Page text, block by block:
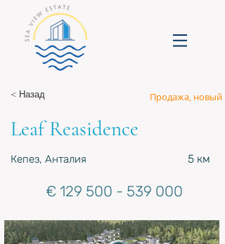
< Назад Продажа, новый
Leaf Reasidence
Кепез, Анталия 5 км
€ 129 500 - 539 000